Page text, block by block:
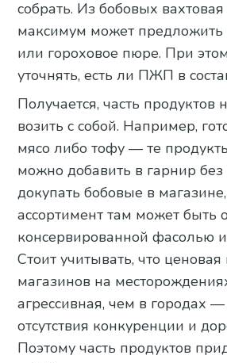
собрать. Из бобовых вахтовая
максимум может предложить
или гороховое пюре. При
уточнять, есть ли ПЖП в
Получается, часть продуктов
возить с собой. Например,
мясо либо тофу — те
можно добавить в гарнир
докупать бобовые в
ассортимент там может быть
консервированной фасолью
Стоит учитывать, что
магазинов на
агрессивная, чем в городах
отсутствия конкуренции и
Поэтому часть продуктов